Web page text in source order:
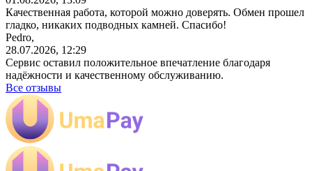
Качественная работа, которой можно доверять. Обмен прошел
гладко, никаких подводных камней. Спасибо!
Pedro,
28.07.2026, 12:29
Сервис оставил положительное впечатление благодаря
надёжности и качественному обслуживанию.
Все отзывы